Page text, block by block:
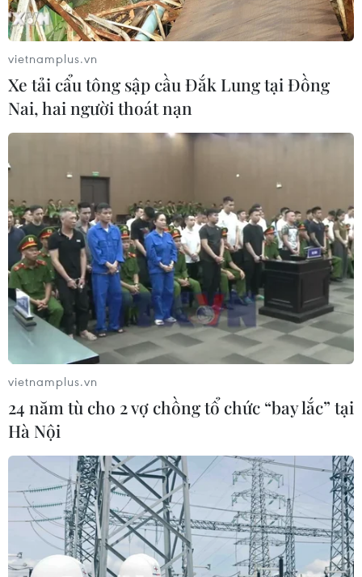
vietnamplus.vn
Xe tải cẩu tông sập cầu Đắk Lung tại Đồng
Nai, hai người thoát nạn
vietnamplus.vn
24 năm tù cho 2 vợ chồng tổ chức “bay lắc” tại
Hà Nội